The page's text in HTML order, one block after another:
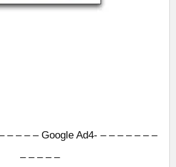
– – – – Google Ad4- – – – – – – –
– – – – –